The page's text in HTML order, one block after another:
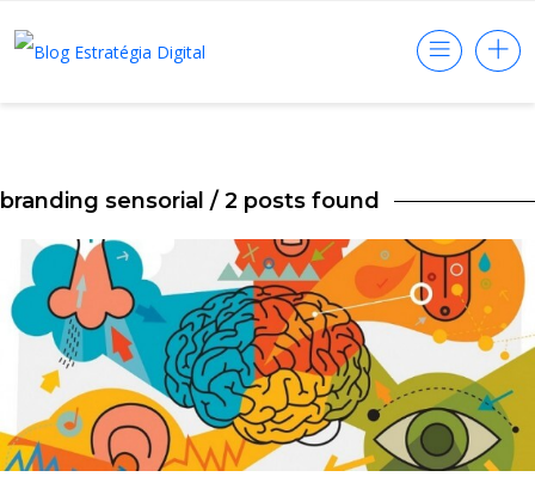
branding sensorial / 2 posts found